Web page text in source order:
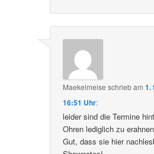
Maekelmeise schriebam1.
16:51 Uhr:
leider sind die Termine
Ohren lediglich zu
Gut, dass sie hier